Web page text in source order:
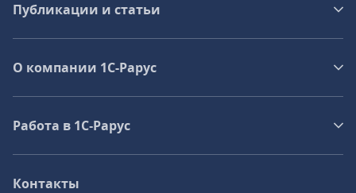
Публикации и статьи
О компании 1C-Рарус
Работа в 1С‑Рарус
Контакты